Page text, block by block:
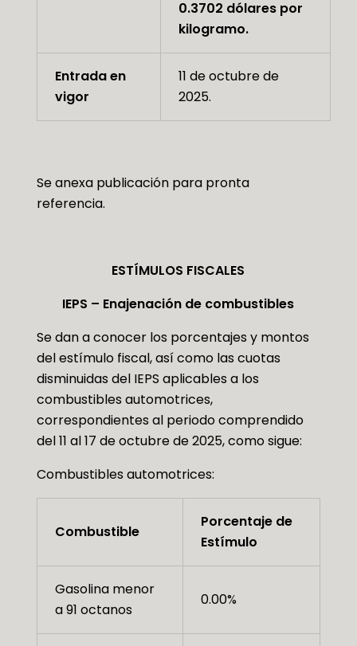
0.3702 dólares por
kilogramo.
Entrada en
vigor
11 de octubre de
2025.
Se anexa publicación para pronta
referencia.
ESTÍMULOS FISCALES
IEPS – Enajenación de combustibles
Se dan a conocer los porcentajes y montos
del estímulo fiscal, así como las cuotas
disminuidas del IEPS aplicables a los
combustibles automotrices,
correspondientes al periodo comprendido
del 11 al 17 de octubre de 2025, como sigue:
Combustibles automotrices:
Combustible
Porcentaje de
Estímulo
Gasolina menor
a 91 octanos
0.00%